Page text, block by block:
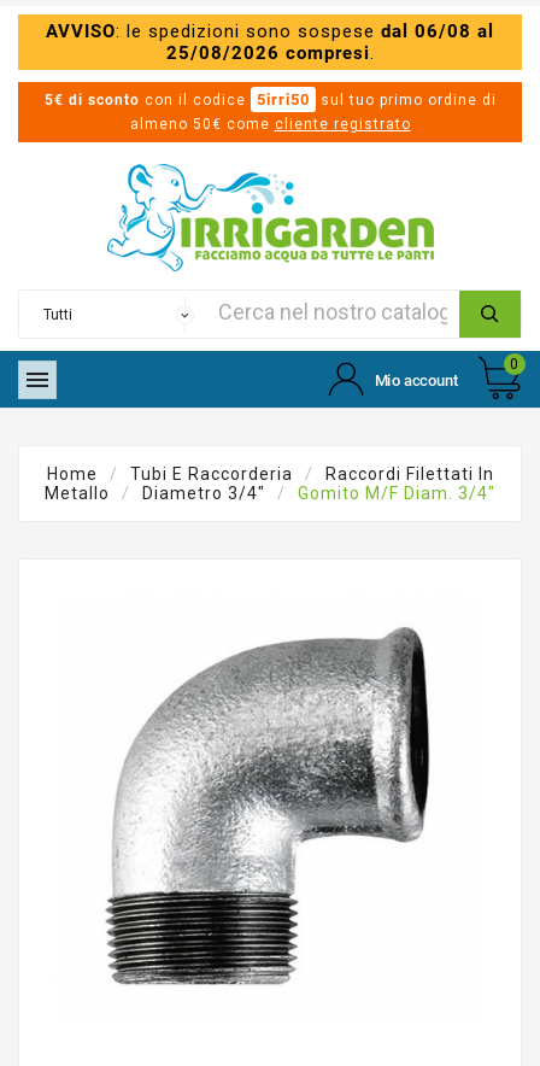
AVVISO: le spedizioni sono sospese dal 06/08 al
25/08/2026 compresi.
5€ di sconto con il codice 5irri50
sul tuo primo ordine di
almeno 50€ come cliente registrato
 Mio account
0
Home Tubi E Raccorderia
Raccordi Filettati In
Metallo
Diametro 3/4" Gomito M/F Diam. 3/4"